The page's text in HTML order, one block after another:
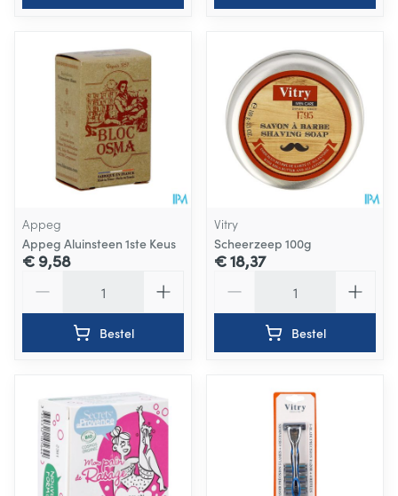
Appeg
Appeg Aluinsteen 1ste Keus
€ 9,58
Bestel
Vitry
Scheerzeep 100g
€ 18,37
Bestel